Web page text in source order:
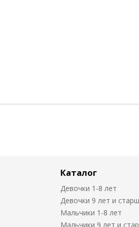
Каталог
Девочки 1-8 лет
Девочки 9 лет и
Мальчики 1-8 лет
Мальчики 9 лет и